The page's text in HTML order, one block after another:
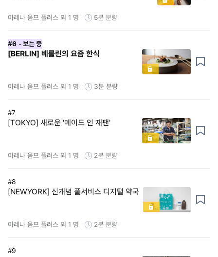
아레나 옴므 플러스 외 1 명 5분 분량
#6 - 보는 중
[BERLIN] 베를린의 요즘 한식
아레나 옴므 플러스 외 1 명 3분 분량
#7
[TOKYO] 새로운 '메이드 인 재팬'
아레나 옴므 플러스 외 1 명 2분 분량
#8
[NEWYORK] 신개념 풀서비스 디지털 약국
아레나 옴므 플러스 외 1 명 2분 분량
#9